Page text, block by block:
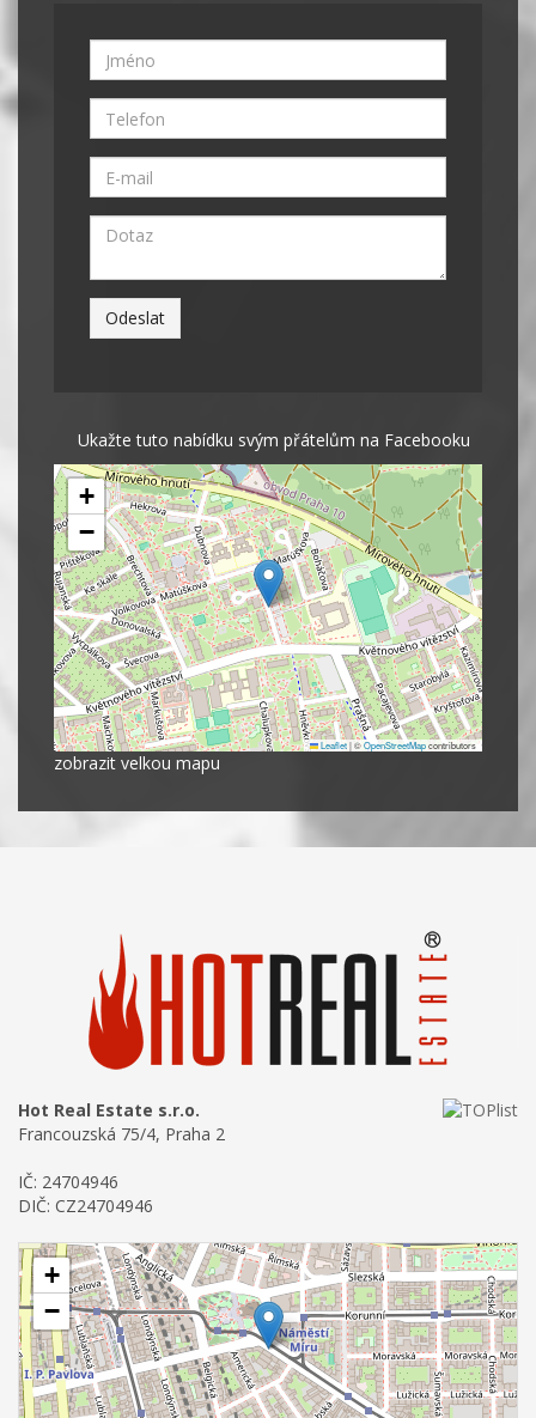
Ukažte tuto nabídku svým přátelům na Facebooku
+
−
Leaflet|©OpenStreetMapcontributors
zobrazit velkou mapu
Hot Real Estate s.r.o.
Francouzská 75/4, Praha 2
IČ: 24704946
DIČ: CZ24704946
+
−